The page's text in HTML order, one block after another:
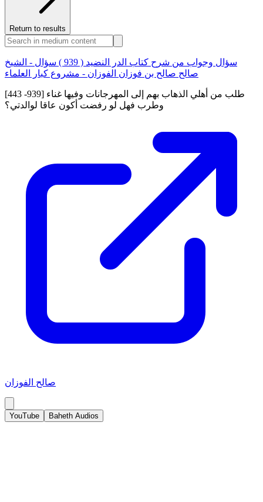
Return to results
سؤال وجواب من شرح كتاب الدر النضيد ( 939 ) سؤال - الشيخ
صالح صالح بن فوزان الفوزان - مشروع كبار العلماء
[443 -939] طلب من أهلي الذهاب بهم إلى المهرجانات وفيها غناء
وطرب فهل لو رفضت أكون عاقا لوالدتي؟
صالح الفوزان
YouTube Baheth Audios